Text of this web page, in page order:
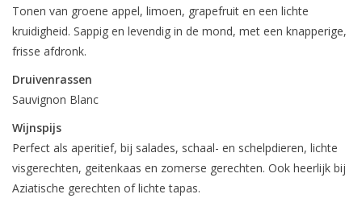
Tonen van groene appel, limoen, grapefruit en een lichte
kruidigheid. Sappig en levendig in de mond, met een knapperige,
frisse afdronk.
Druivenrassen
Sauvignon Blanc
Wijnspijs
Perfect als aperitief, bij salades, schaal- en schelpdieren, lichte
visgerechten, geitenkaas en zomerse gerechten. Ook heerlijk bij
Aziatische gerechten of lichte tapas.